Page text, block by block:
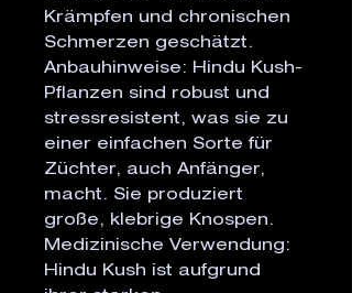
Krämpfen und chronischen
Schmerzen geschätzt.
Anbauhinweise: Hindu Kush-
Pflanzen sind robust und
stressresistent, was sie zu
einer einfachen Sorte für
Züchter, auch Anfänger,
macht. Sie produziert
große, klebrige Knospen.
Medizinische Verwendung:
Hindu Kush ist aufgrund